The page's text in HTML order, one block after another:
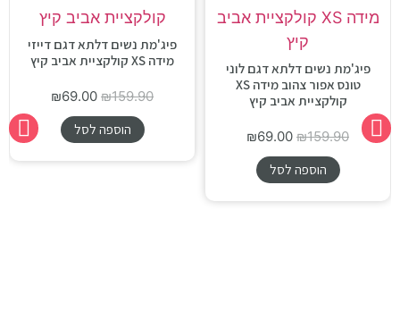
פיג'מת נשים דלתא דגם לוני
טונס אפור צהוב מידה XS
קולקציית אביב קיץ
₪159.90
₪69.00
הוספה לסל
פיג'מת נשים דלתא דגם דייזי
מידה XS קולקציית אביב קיץ
₪159.90
₪69.00
הוספה לסל